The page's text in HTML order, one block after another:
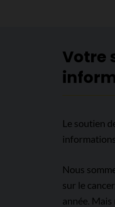
Votre
Le soutien
Nous
sur le
année.